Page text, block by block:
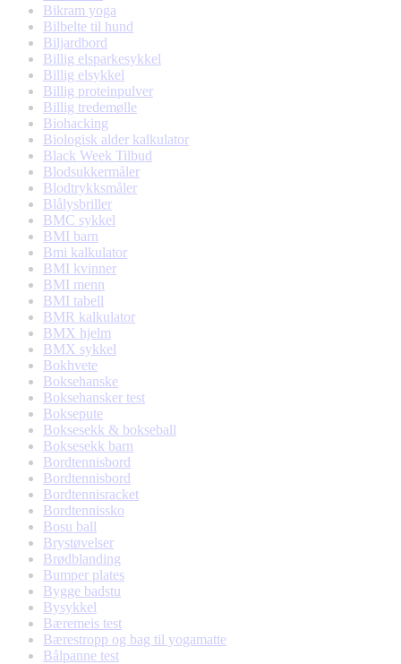
Bikram yoga
Bilbelte til hund
Biljardbord
Billig elsparkesykkel
Billig elsykkel
Billig proteinpulver
Billig tredemølle
Biohacking
Biologisk alder kalkulator
Black Week Tilbud
Blodsukkermåler
Blodtrykksmåler
Blålysbriller
BMC sykkel
BMI barn
Bmi kalkulator
BMI kvinner
BMI menn
BMI tabell
BMR kalkulator
BMX hjelm
BMX sykkel
Bokhvete
Boksehanske
Boksehansker test
Boksepute
Boksesekk & bokseball
Boksesekk barn
Bordtennisbord
Bordtennisbord
Bordtennisracket
Bordtennissko
Bosu ball
Brystøvelser
Brødblanding
Bumper plates
Bygge badstu
Bysykkel
Bæremeis test
Bærestropp og bag til yogamatte
Bålpanne test